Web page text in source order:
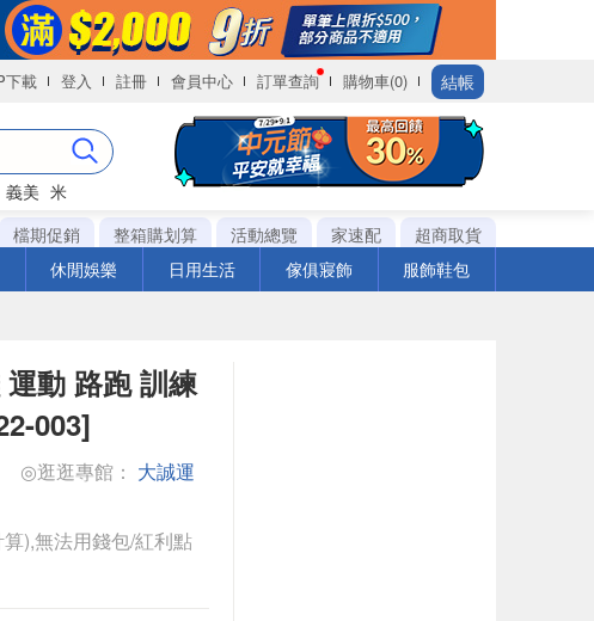
下載 登入 註冊 會員中心 訂單查詢 購物車(0) 結帳
義美 米
檔期促銷 整箱購划算 活動總覽 家速配
超商取貨
休閒娛樂 日用生活 傢俱寢飾 服飾鞋包
動 路跑 訓練
003]
◎逛逛專館： 大誠運
),無法用錢包/紅利點